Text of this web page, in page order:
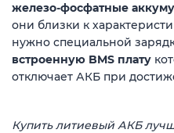
железо-фосфатные
они близки к
нужно специальной
встроенную BMS плату
отключает АКБ при
Купить литиевый АКБ